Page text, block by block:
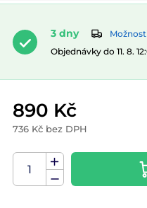
3 dny
Objednávky do 11. 8.
890 Kč
736 Kč bez DPH